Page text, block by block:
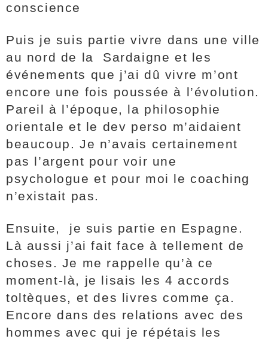
conscience
Puis je suis partie vivre dans une ville
au nord de la Sardaigne et les
événements que j’ai dû vivre m’ont
encore une fois poussée à l’évolution.
Pareil à l’époque, la philosophie
orientale et le dev perso m’aidaient
beaucoup. Je n’avais certainement
pas l’argent pour voir une
psychologue et pour moi le coaching
n’existait pas.
Ensuite, je suis partie en Espagne.
Là aussi j’ai fait face à tellement de
choses. Je me rappelle qu’à ce
moment-là, je lisais les 4 accords
toltèques, et des livres comme ça.
Encore dans des relations avec des
hommes avec qui je répétais les